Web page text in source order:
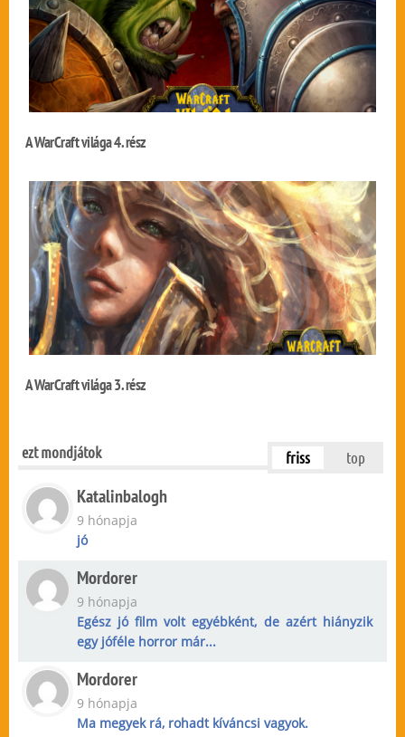
A WarCraft világa 4. rész
A WarCraft világa 3. rész
ezt mondjátok friss top
Katalinbalogh
9 hónapja
jó
Mordorer
9 hónapja
Egész jó film volt egyébként, de azért hiányzik
egy jóféle horror már...
Mordorer
9 hónapja
Ma megyek rá, rohadt kíváncsi vagyok.